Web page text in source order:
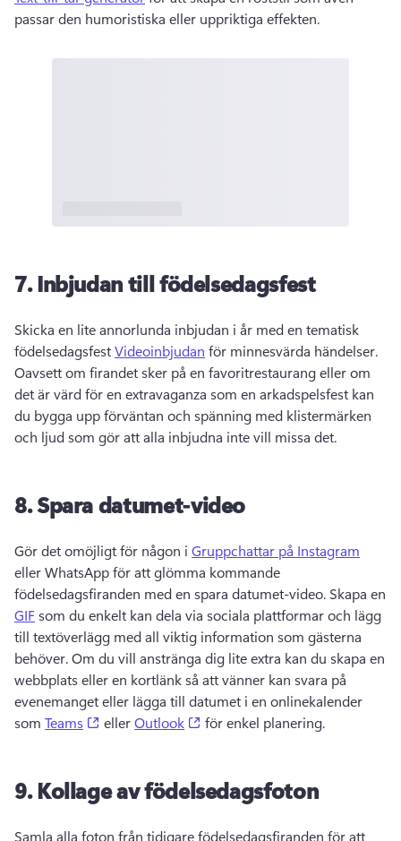
passar den humoristiska eller uppriktiga effekten.
7.Inbjudan till födelsedagsfest
Skicka en lite annorlunda inbjudan i år med en tematisk
födelsedagsfest Videoinbjudan
Oavsett om firandet sker på en favoritrestaurang eller om
det är värd för en extravaganza som en arkadspelsfest kan
du bygga upp förväntan och spänning med klistermärken
och ljud som gör att alla inbjudna inte vill missa det.
8.Spara datumet-video
Gör det omöjligt för någon i Gruppchattar på Instagram
eller WhatsApp för att glömma kommande
födelsedagsfiranden med en spara datumet-video.
GIF som du enkelt kan dela via sociala plattformar och lägg
till textöverlägg med all viktig information som gästerna
behöver. Om du vill anstränga dig lite extra kan du skapa en
webbplats eller en kortlänk så att vänner kan svara på
evenemanget eller lägga till datumet i en onlinekalender
som Teams (opens in a new tab)
eller Outlook (opens in a new tab)
för enkel planering.
9.Kollage av födelsedagsfoton
Samla alla foton från tidigare födelsedagsfiranden för att